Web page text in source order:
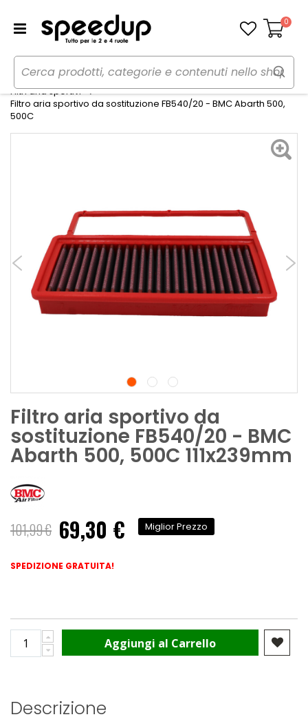
Carrello
0
Home Auto
Preparazioni sportive auto
Filtri aria sportivi
Filtro aria sportivo da sostituzione FB540/20 - BMC Abarth 500,
500C
Filtro aria sportivo da
sostituzione FB540/20 - BMC
Abarth 500, 500C 111x239mm
101,99 €
Prezzo
speciale
69,30 € Miglior Prezzo
SPEDIZIONE GRATUITA!
Aggiungi al Carrello
Descrizione